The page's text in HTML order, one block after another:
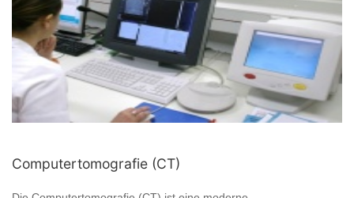
Computertomografie (CT)